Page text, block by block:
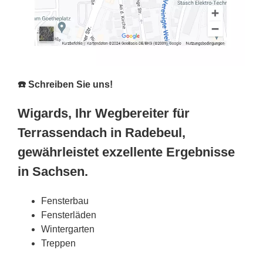
☎️ Schreiben Sie uns!
Wigards, Ihr Wegbereiter für
Terrassendach in Radebeul,
gewährleistet exzellente Ergebnisse
in Sachsen.
Fensterbau
Fensterläden
Wintergarten
Treppen